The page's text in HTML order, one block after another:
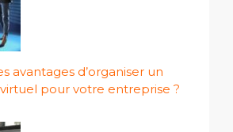
avantages d’organiser un
pour votre entreprise ?